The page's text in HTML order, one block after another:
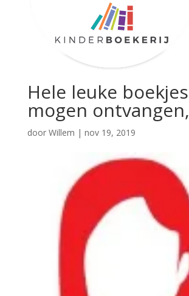
Hele leuke boekjes
mogen ontvangen,
door Willem | nov 19, 2019